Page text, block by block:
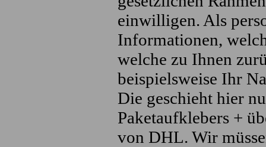
einwilligen. Als
Informationen,
welche zu Ihnen
beispielsweise Ihr
Die geschieht hier
Paketaufklebers +
von DHL. Wir